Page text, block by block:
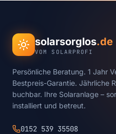
solarsorglos.de
VOM SOLARPROFI
Persönliche Beratung. 1 Jahr
Bestpreis-Garantie. Jährliche
buchbar. Ihre Solaranlage –
installiert und betreut.
0152 539 35508